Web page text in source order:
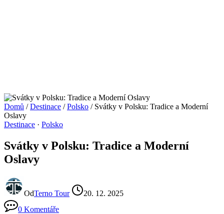
Domů / Destinace / Polsko / Svátky v Polsku: Tradice a Moderní
Oslavy
Destinace · Polsko
Svátky v Polsku: Tradice a Moderní
Oslavy
OdTerno Tour
20. 12. 2025
0 Komentáře